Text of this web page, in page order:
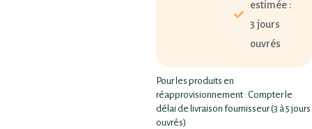
estimée :
3 jours
ouvrés
Pour les produits en
réapprovisionnement : Compter le
délai de livraison fournisseur (3 à 5 jours
ouvrés)